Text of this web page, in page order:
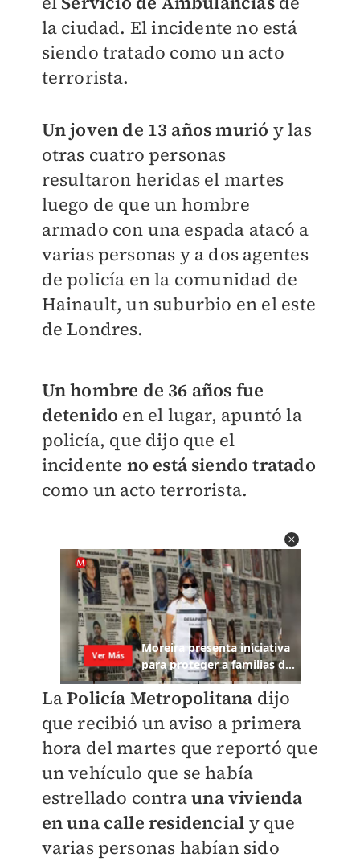
la ciudad. El incidente no está
siendo tratado como un acto
terrorista.
Un joven de 13 años murió y las
otras cuatro personas
resultaron heridas el martes
luego de que un hombre
armado con una espada atacó a
varias personas y a dos agentes
de policía en la comunidad de
Hainault, un suburbio en el este
de Londres.
Un hombre de 36 años fue
detenido en el lugar, apuntó la
policía, que dijo que el
incidente no está siendo tratado
como un acto terrorista.
LaPolicía Metropolitana dijo
que recibió un aviso a primera
hora del martes que reportó que
un vehículo que se había
estrellado contrauna vivienda
en una calle residencial y que
varias personas habían sido